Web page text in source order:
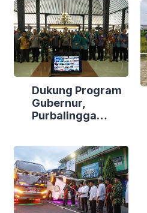
Dukung Program
Gubernur,
Purbalingga
Kecamatan
Berdaya